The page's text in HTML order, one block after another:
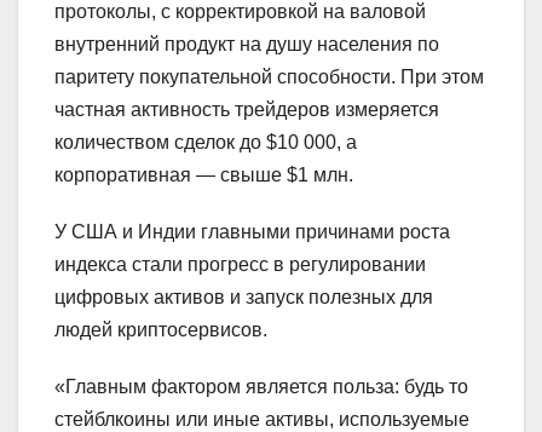
протоколы, с корректировкой на валовой
внутренний продукт на душу населения по
паритету покупательной способности. При этом
частная активность трейдеров измеряется
количеством сделок до $10 000, а
корпоративная — свыше $1 млн.
У США и Индии главными причинами роста
индекса стали прогресс в регулировании
цифровых активов и запуск полезных для
людей криптосервисов.
«Главным фактором является польза: будь то
стейблкоины или иные активы, используемые